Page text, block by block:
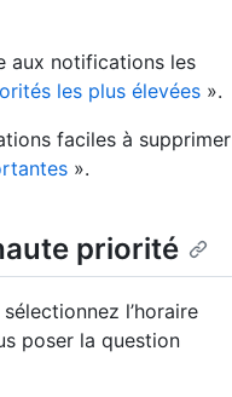
aux notifications les
les plus élevées ».
faciles à supprimer
».
priorité
l’horaire
poser la question